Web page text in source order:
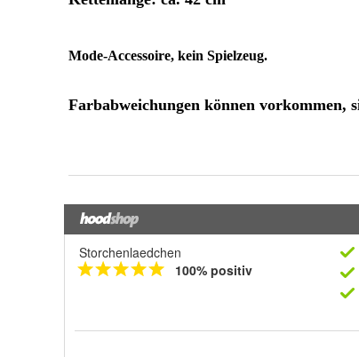
Storchenlaedchen
100% positiv